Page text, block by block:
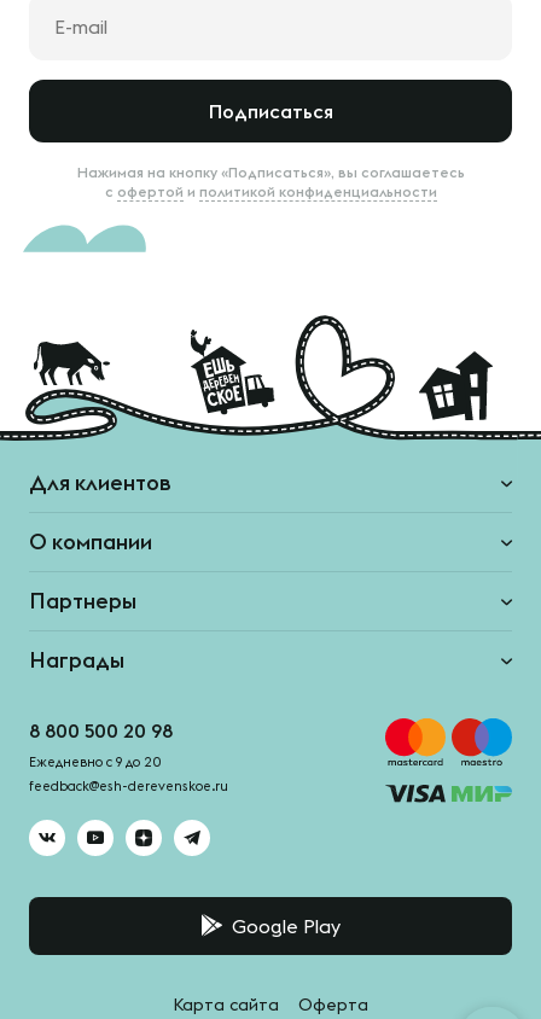
Подписаться
Нажимая на кнопку «Подписаться», вы соглашаетесь
с офертой и политикой конфиденциальности
Для клиентов
О компании
Партнеры
Награды
8 800 500 20 98
Ежедневно с 9 до 20
feedback@esh-derevenskoe.ru
Google Play
Карта сайта Оферта